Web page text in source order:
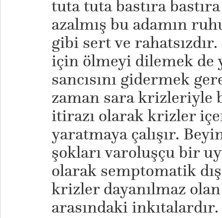
tuta tuta bastıra
azalmış bu adamın
gibi sert ve
için ölmeyi dilemek de
sancısını gidermek
zaman sara krizleriyle
itirazı olarak krizler
yaratmaya çalışır.
şokları varoluşçu bir
olarak semptomatik
krizler dayanılmaz olan
arasındaki inkıtalardır.